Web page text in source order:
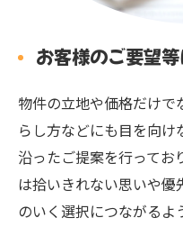
お客様のご要望
物件の立地や価格だけ
らし方などにも目を向
沿ったご提案を行ってお
は拾いきれない思いや
のいく選択につながるよ